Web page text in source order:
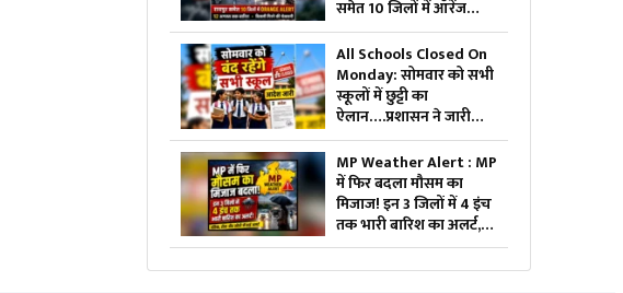
समेत 10 जिलों में ऑरेंज
अलर्ट, 12 अगस्त तक भारी
बारिश की चेतावनी
All Schools Closed On
Monday: सोमवार को सभी
स्कूलों में छुट्टी का
ऐलान….प्रशासन ने जारी
किया आदेश, इसलिए लिया
गया बड़ा फैसला, जानें
MP Weather Alert : MP
में फिर बदला मौसम का
मिजाज! इन 3 जिलों में 4 इंच
तक भारी बारिश का अलर्ट,
जानें भोपाल-इंदौर का हाल